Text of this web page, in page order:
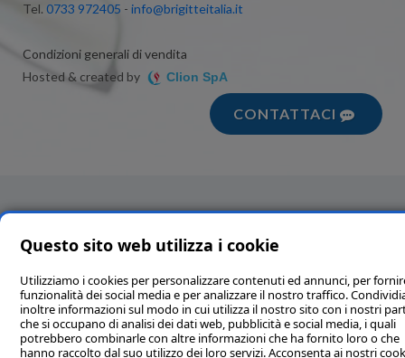
Tel. 0733 972405 - info@brigitteitalia.it
Condizioni generali di vendita
Hosted & created by
Clion SpA
CONTATTACI
Questo sito web utilizza i cookie
Utilizziamo i cookies per personalizzare contenuti ed annunci, per
funzionalità dei social media e per analizzare il nostro traffico.
inoltre informazioni sul modo in cui utilizza il nostro sito con i nostri
che si occupano di analisi dei dati web, pubblicità e social media, i quali
potrebbero combinarle con altre informazioni che ha fornito loro o che
hanno raccolto dal suo utilizzo dei loro servizi. Acconsenta ai nostri